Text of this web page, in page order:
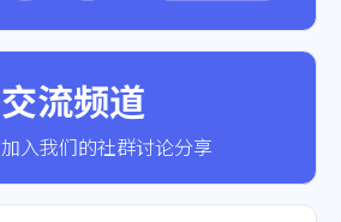
交流频道
加入我们的社群讨论分享
点击加入社群